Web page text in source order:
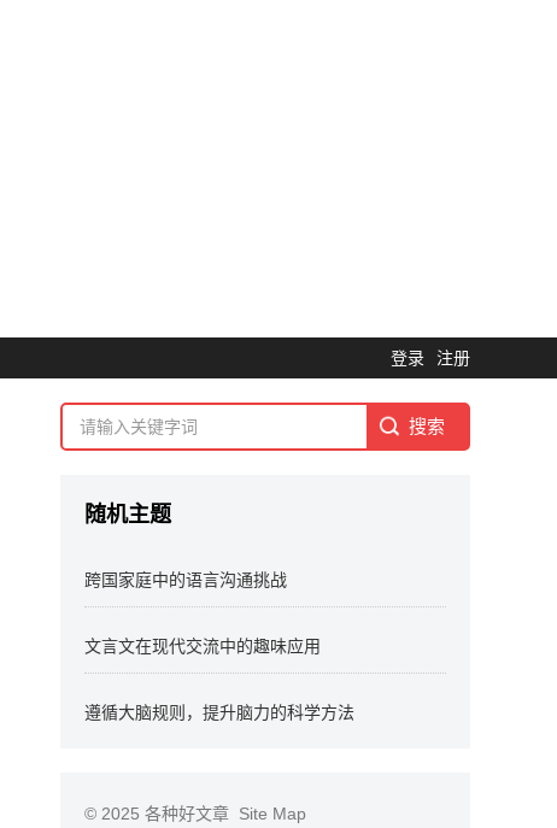
登录 注册
随机主题
跨国家庭中的语言沟通挑战
文言文在现代交流中的趣味应用
遵循大脑规则，提升脑力的科学方法
© 2025 各种好文章 Site Map